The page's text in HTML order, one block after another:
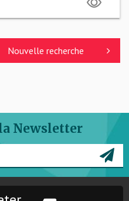
Nouvelle recherche
Newsletter